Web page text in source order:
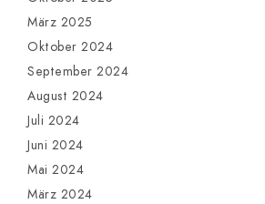
März 2025
Oktober 2024
September 2024
August 2024
Juli 2024
Juni 2024
Mai 2024
März 2024